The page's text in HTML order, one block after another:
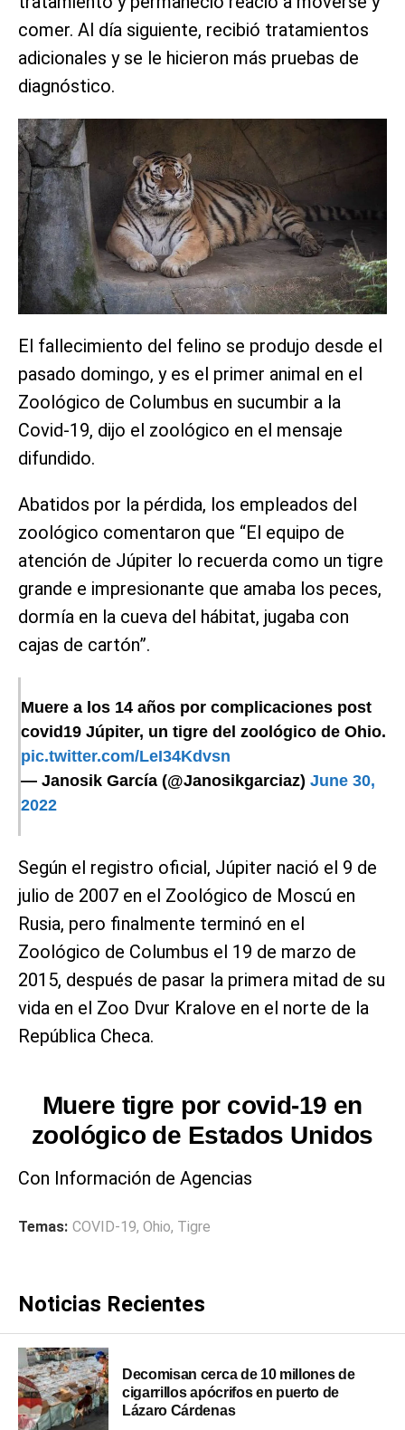
comer. Al día siguiente, recibió tratamientos
adicionales y se le hicieron más pruebas de
diagnóstico.
El fallecimiento del felino se produjo desde el
pasado domingo, y es el primer animal en el
Zoológico de Columbus en sucumbir a la
Covid-19, dijo el zoológico en el mensaje
difundido.
Abatidos por la pérdida, los empleados del
zoológico comentaron que “El equipo de
atención de Júpiter lo recuerda como un tigre
grande e impresionante que amaba los peces,
dormía en la cueva del hábitat, jugaba con
cajas de cartón”.
Muere a los 14 años por complicaciones post
covid19 Júpiter, un tigre del zoológico de Ohio.
pic.twitter.com/LeI34Kdvsn
— Janosik García (@Janosikgarciaz) June 30,
2022
Según el registro oficial, Júpiter nació el 9 de
julio de 2007 en el Zoológico de Moscú en
Rusia, pero finalmente terminó en el
Zoológico de Columbus el 19 de marzo de
2015, después de pasar la primera mitad de su
vida en el Zoo Dvur Kralove en el norte de la
República Checa.
Muere tigre por covid-19 en
zoológico de Estados Unidos
Con Información de Agencias
Temas: COVID-19, Ohio, Tigre
Noticias Recientes
Decomisan cerca de 10 millones de
cigarrillos apócrifos en puerto de
Lázaro Cárdenas